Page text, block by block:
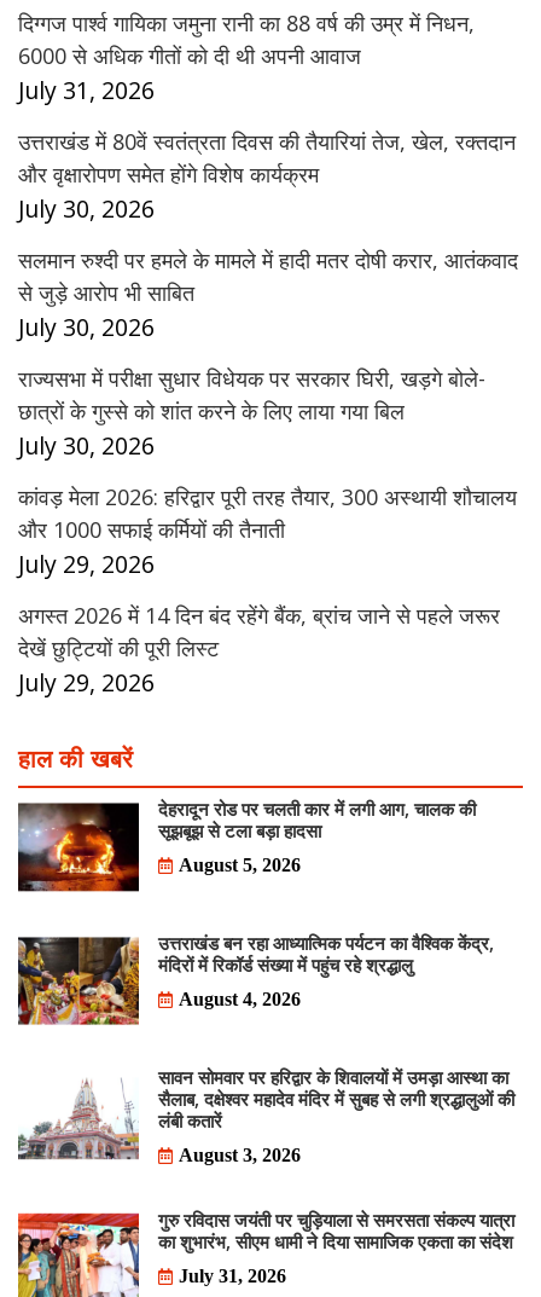
दिग्गज पार्श्व गायिका जमुना रानी का 88 वर्ष की उम्र में निधन,
6000 से अधिक गीतों को दी थी अपनी आवाज
July 31, 2026
उत्तराखंड में 80वें स्वतंत्रता दिवस की तैयारियां तेज, खेल, रक्तदान
और वृक्षारोपण समेत होंगे विशेष कार्यक्रम
July 30, 2026
सलमान रुश्दी पर हमले के मामले में हादी मतर दोषी करार, आतंकवाद
से जुड़े आरोप भी साबित
July 30, 2026
राज्यसभा में परीक्षा सुधार विधेयक पर सरकार घिरी, खड़गे बोले-
छात्रों के गुस्से को शांत करने के लिए लाया गया बिल
July 30, 2026
कांवड़ मेला 2026: हरिद्वार पूरी तरह तैयार, 300 अस्थायी शौचालय
और 1000 सफाई कर्मियों की तैनाती
July 29, 2026
अगस्त 2026 में 14 दिन बंद रहेंगे बैंक, ब्रांच जाने से पहले जरूर
देखें छुट्टियों की पूरी लिस्ट
July 29, 2026
हाल की खबरें
देहरादून रोड पर चलती कार में लगी आग, चालक की
सूझबूझ से टला बड़ा हादसा
August 5, 2026
उत्तराखंड बन रहा आध्यात्मिक पर्यटन का वैश्विक केंद्र,
मंदिरों में रिकॉर्ड संख्या में पहुंच रहे श्रद्धालु
August 4, 2026
सावन सोमवार पर हरिद्वार के शिवालयों में उमड़ा आस्था का
सैलाब, दक्षेश्वर महादेव मंदिर में सुबह से लगी श्रद्धालुओं की
लंबी कतारें
August 3, 2026
गुरु रविदास जयंती पर चुड़ियाला से समरसता संकल्प यात्रा
का शुभारंभ, सीएम धामी ने दिया सामाजिक एकता का संदेश
July 31, 2026